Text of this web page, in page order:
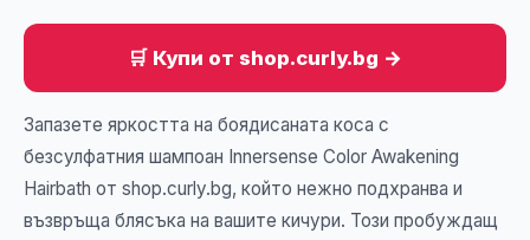
🛒 Купи от shop.curly.bg →
Запазете яркостта на боядисаната коса с
безсулфатния шампоан Innersense Color Awakening
Hairbath от shop.curly.bg, който нежно подхранва и
възвръща блясъка на вашите кичури. Този пробуждащ